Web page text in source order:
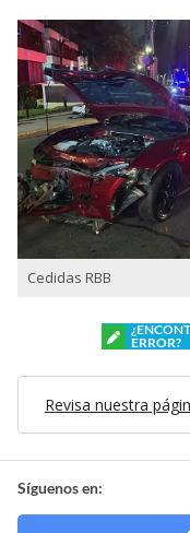
Cedidas RBB
ERROR?
Revisa nuestra
Síguenos en: